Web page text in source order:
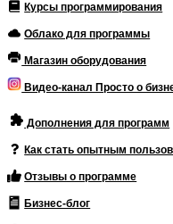
Курсы программирования
Облако для программы
Магазин оборудования
Видео-канал Просто о
Дополнения для программ
Как стать опытным
Отзывы о программе
Бизнес-блог